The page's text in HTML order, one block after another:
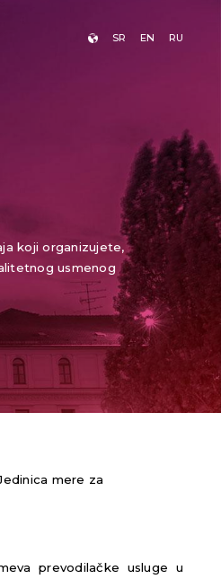
SR EN RU
koji organizujete,
usmenog
mere za
prevodilačke usluge u